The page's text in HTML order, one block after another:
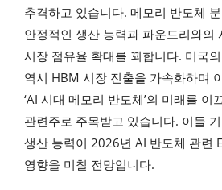
추격하고 있습니다. 메모리 반도체
안정적인 생산 능력과 파운드리와의
시장 점유율 확대를 꾀합니다. 미국
역시 HBM 시장 진출을 가속화하며
‘AI 시대 메모리 반도체’의 미래를 이
관련주로 주목받고 있습니다. 이들
생산 능력이 2026년 AI 반도체 관련
영향을 미칠 전망입니다.